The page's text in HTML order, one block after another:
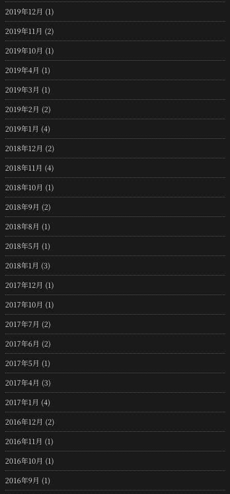
2019年12月 (1)
2019年11月 (2)
2019年10月 (1)
2019年4月 (1)
2019年3月 (1)
2019年2月 (2)
2019年1月 (4)
2018年12月 (2)
2018年11月 (4)
2018年10月 (1)
2018年9月 (2)
2018年8月 (1)
2018年5月 (1)
2018年1月 (3)
2017年12月 (1)
2017年10月 (1)
2017年7月 (2)
2017年6月 (2)
2017年5月 (1)
2017年4月 (3)
2017年1月 (4)
2016年12月 (2)
2016年11月 (1)
2016年10月 (1)
2016年9月 (1)